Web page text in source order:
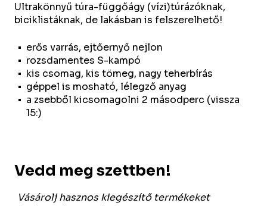
Ultrakönnyű túra-függőágy (vízi)túrázóknak,
biciklistáknak, de lakásban is felszerelhető!
erős varrás, ejtőernyő nejlon
rozsdamentes S-kampó
kis csomag, kis tömeg, nagy teherbírás
géppel is mosható, lélegző anyag
a zsebből kicsomagolni 2 másodperc (vissza
15:)
Vedd meg szettben!
Vásárolj hasznos kiegészítő termékeket